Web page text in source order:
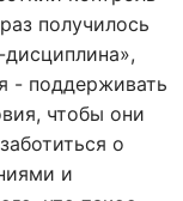
получилось
- поддерживать
чтобы они
о
и